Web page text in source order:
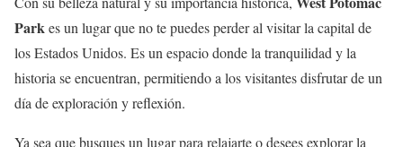
Park es un lugar que no te puedes perder al visitar la capital de
los Estados Unidos. Es un espacio donde la tranquilidad y la
historia se encuentran, permitiendo a los visitantes disfrutar de un
día de exploración y reflexión.
Ya sea que busques un lugar para relajarte o desees explorar la